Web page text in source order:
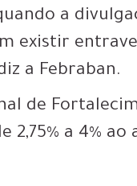
a
existir
a Febraban.
de
2,75% a 4% ao